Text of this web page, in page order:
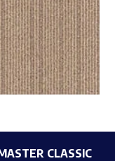
CLASSIC